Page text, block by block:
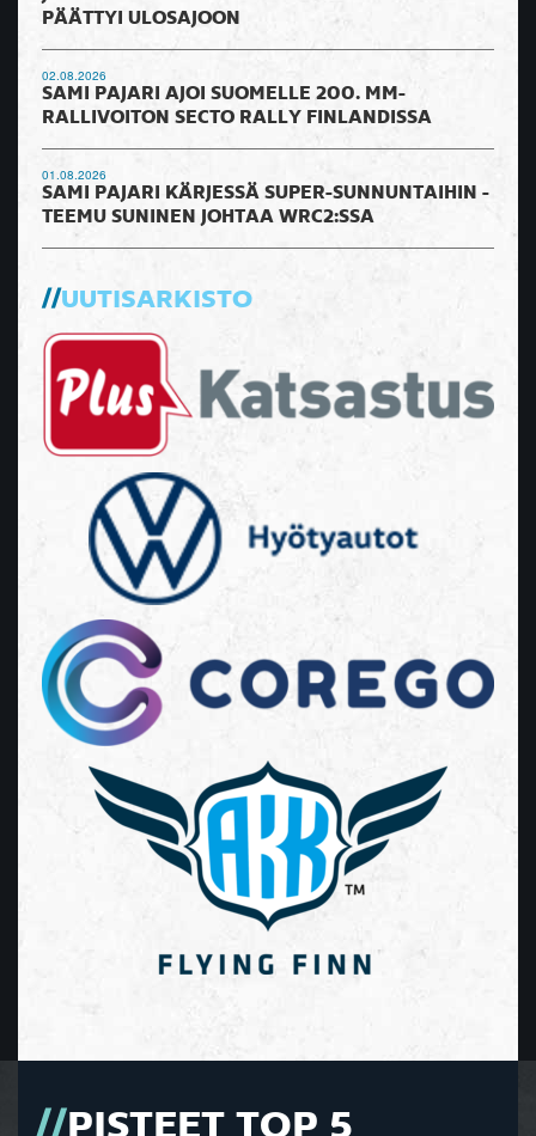
PÄÄTTYI ULOSAJOON
02.08.2026
SAMI PAJARI AJOI SUOMELLE 200. MM-
RALLIVOITON SECTO RALLY FINLANDISSA
01.08.2026
SAMI PAJARI KÄRJESSÄ SUPER-SUNNUNTAIHIN -
TEEMU SUNINEN JOHTAA WRC2:SSA
UUTISARKISTO